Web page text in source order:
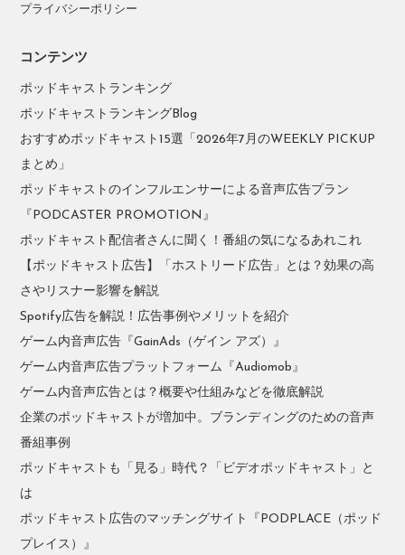
プライバシーポリシー
コンテンツ
ポッドキャストランキング
ポッドキャストランキングBlog
おすすめポッドキャスト15選「2026年7月のWEEKLY PICKUP
まとめ」
ポッドキャストのインフルエンサーによる音声広告プラン
『PODCASTER PROMOTION』
ポッドキャスト配信者さんに聞く！番組の気になるあれこれ
【ポッドキャスト広告】「ホストリード広告」とは？効果の高
さやリスナー影響を解説
Spotify広告を解説！広告事例やメリットを紹介
ゲーム内音声広告『GainAds（ゲイン アズ）』
ゲーム内音声広告プラットフォーム『Audiomob』
ゲーム内音声広告とは？概要や仕組みなどを徹底解説
企業のポッドキャストが増加中。ブランディングのための音声
番組事例
ポッドキャストも「見る」時代？「ビデオポッドキャスト」と
は
ポッドキャスト広告のマッチングサイト『PODPLACE（ポッド
プレイス）』